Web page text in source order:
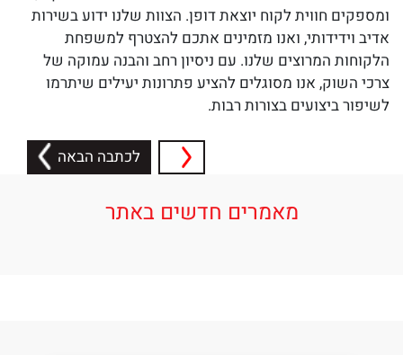
ומספקים חווית לקוח יוצאת דופן. הצוות שלנו ידוע בשירות
אדיב וידידותי, ואנו מזמינים אתכם להצטרף למשפחת
הלקוחות המרוצים שלנו. עם ניסיון רחב והבנה עמוקה של
צרכי השוק, אנו מסוגלים להציע פתרונות יעילים שיתרמו
לשיפור ביצועים בצורות רבות.
לכתבה הבאה
מאמרים חדשים באתר